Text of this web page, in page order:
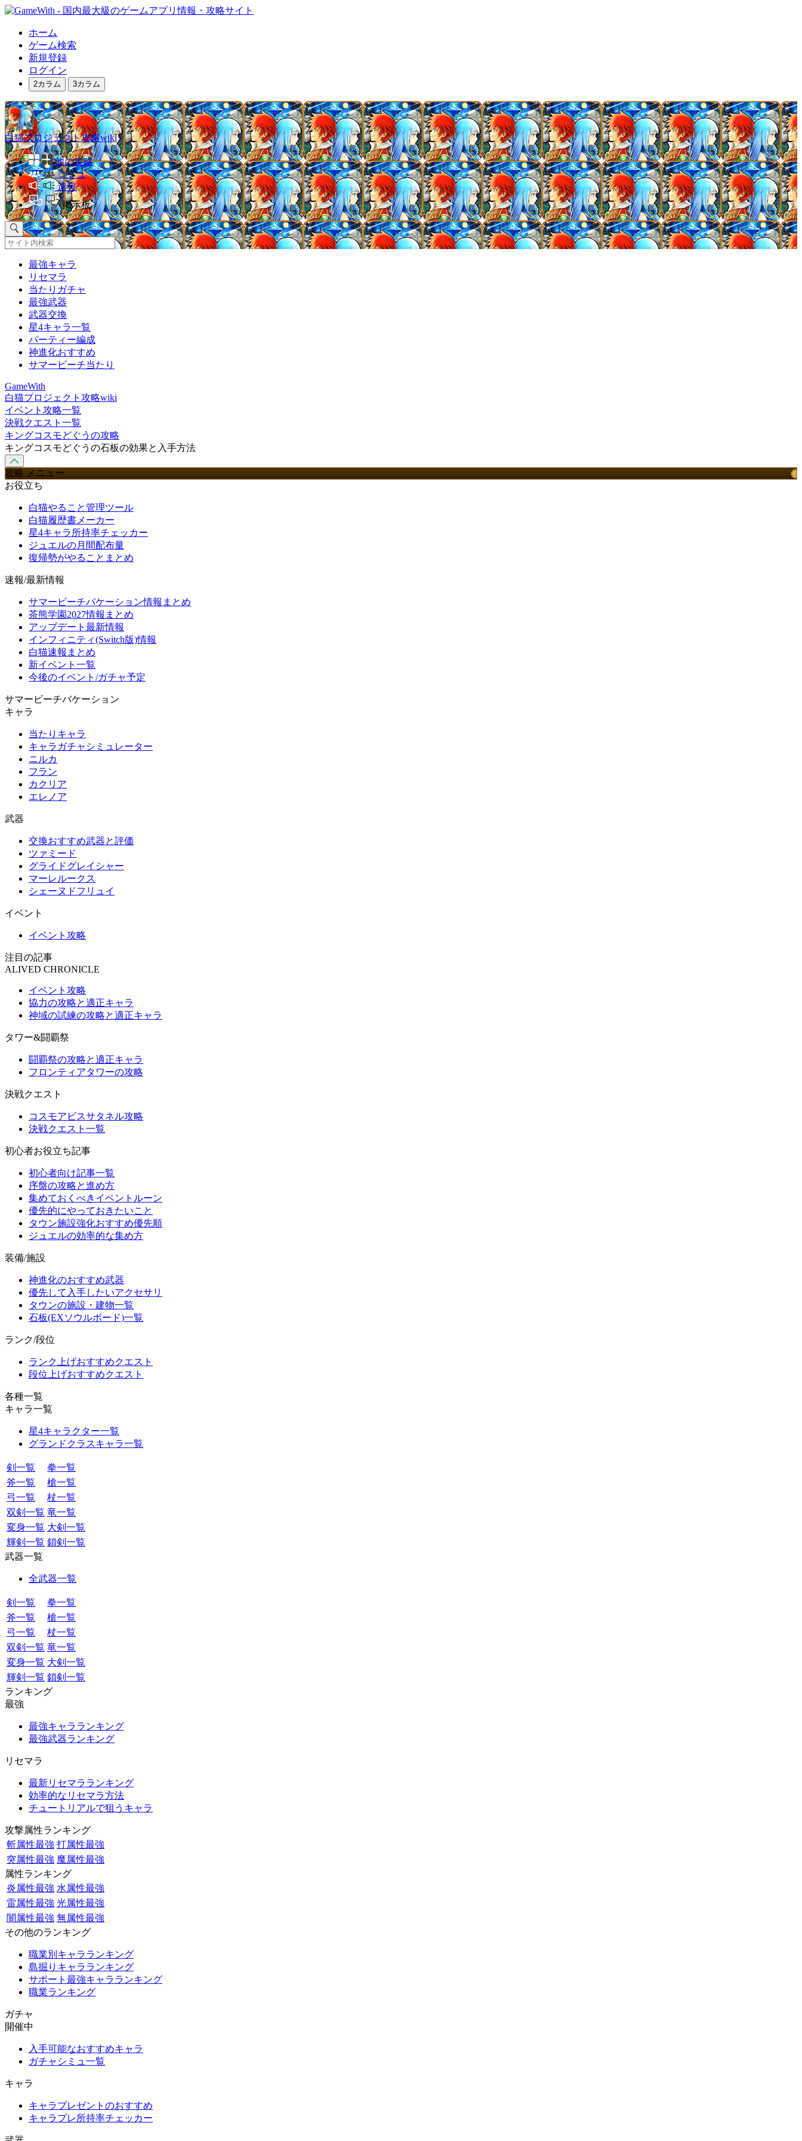
ホーム
ゲーム検索
新規登録
ログイン
2カラム 3カラム
白猫プロジェクト攻略wiki
他の攻略
コミュ
速報
掲示板
最強キャラ
リセマラ
当たりガチャ
最強武器
武器交換
星4キャラ一覧
パーティー編成
神進化おすすめ
サマービーチ当たり
GameWith
白猫プロジェクト攻略wiki
イベント攻略一覧
決戦クエスト一覧
キングコスモどぐうの攻略
キングコスモどぐうの石板の効果と入手方法
攻略 メニュー
お役立ち
白猫やること管理ツール
白猫履歴書メーカー
星4キャラ所持率チェッカー
ジュエルの月間配布量
復帰勢がやることまとめ
速報/最新情報
サマービーチバケーション情報まとめ
茶熊学園2027情報まとめ
アップデート最新情報
インフィニティ(Switch版)情報
白猫速報まとめ
新イベント一覧
今後のイベント/ガチャ予定
サマービーチバケーション
キャラ
当たりキャラ
キャラガチャシミュレーター
ニルカ
フラン
カクリア
エレノア
武器
交換おすすめ武器と評価
ツァミード
グライドグレイシャー
マーレルークス
シェーヌドフリュイ
イベント
イベント攻略
注目の記事
ALIVED CHRONICLE
イベント攻略
協力の攻略と適正キャラ
神域の試練の攻略と適正キャラ
タワー&闘覇祭
闘覇祭の攻略と適正キャラ
フロンティアタワーの攻略
決戦クエスト
コスモアビスサタネル攻略
決戦クエスト一覧
初心者お役立ち記事
初心者向け記事一覧
序盤の攻略と進め方
集めておくべきイベントルーン
優先的にやっておきたいこと
タウン施設強化おすすめ優先順
ジュエルの効率的な集め方
装備/施設
神進化のおすすめ武器
優先して入手したいアクセサリ
タウンの施設・建物一覧
石板(EXソウルボード)一覧
ランク/段位
ランク上げおすすめクエスト
段位上げおすすめクエスト
各種一覧
キャラ一覧
星4キャラクター一覧
グランドクラスキャラ一覧
剣一覧
拳一覧
斧一覧
槍一覧
弓一覧
杖一覧
双剣一覧 竜一覧
変身一覧 大剣一覧
輝剣一覧 鎖剣一覧
武器一覧
全武器一覧
剣一覧
拳一覧
斧一覧
槍一覧
弓一覧
杖一覧
双剣一覧 竜一覧
変身一覧 大剣一覧
輝剣一覧 鎖剣一覧
ランキング
最強
最強キャラランキング
最強武器ランキング
リセマラ
最新リセマラランキング
効率的なリセマラ方法
チュートリアルで狙うキャラ
攻撃属性ランキング
斬属性最強 打属性最強
突属性最強 魔属性最強
属性ランキング
炎属性最強 水属性最強
雷属性最強 光属性最強
闇属性最強 無属性最強
その他のランキング
職業別キャラランキング
島掘りキャラランキング
サポート最強キャラランキング
職業ランキング
ガチャ
開催中
入手可能なおすすめキャラ
ガチャシミュ一覧
キャラ
キャラプレゼントのおすすめ
キャラプレ所持率チェッカー